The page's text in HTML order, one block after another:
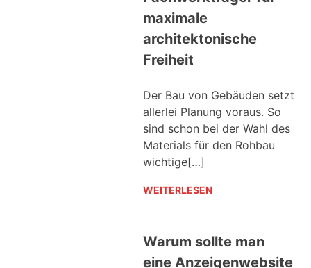
maximale
architektonische
Freiheit
Der Bau von Gebäuden setzt
allerlei Planung voraus. So
sind schon bei der Wahl des
Materials für den Rohbau
wichtige[…]
WEITERLESEN
Warum sollte man
eine Anzeigenwebsite